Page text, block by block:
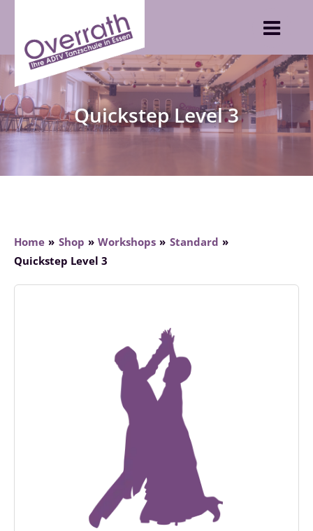
content
Quickstep Level 3
Home Shop Workshops
Standard
Quickstep Level 3